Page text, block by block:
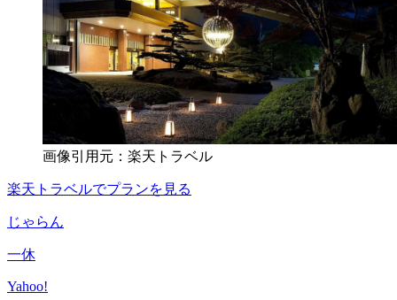
画像引用元：楽天トラベル
楽天トラベルでプランを見る
じゃらん
一休
Yahoo!